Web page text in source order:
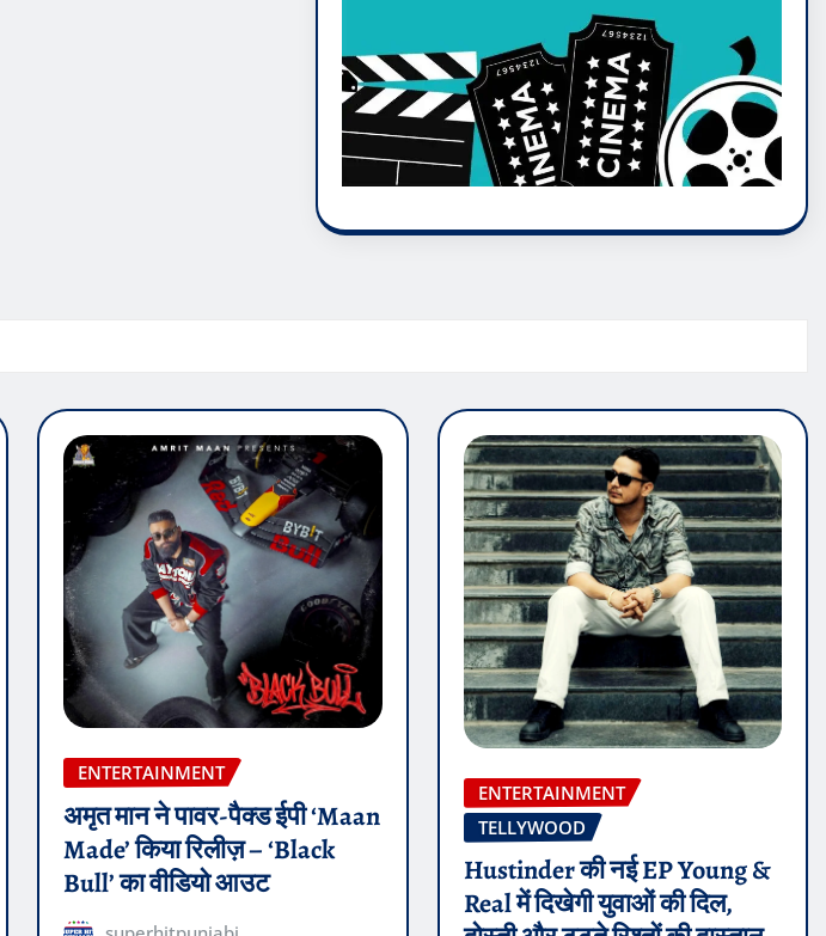
ENTERTAINMENT
अमृत मान ने पावर-पैक्ड ईपी ‘Maan
Made’ किया रिलीज़ – ‘Black
Bull’ का वीडियो आउट
ENTERTAINMENT
TELLYWOOD
Hustinder की नई EP Young &
Real में दिखेगी युवाओं की दिल,